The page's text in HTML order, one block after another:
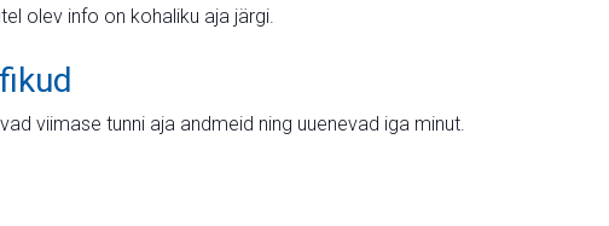
olev info on kohaliku aja järgi.
viimase tunni aja andmeid ning uuenevad iga minut.